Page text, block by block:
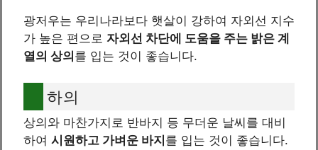
광저우는 우리나라보다 햇살이 강하여 자외선 지수
가 높은 편으로 자외선 차단에 도움을 주는 밝은 계
열의 상의를 입는 것이 좋습니다.
하의
상의와 마찬가지로 반바지 등 무더운 날씨를 대비
하여 시원하고 가벼운 바지 를 입는 것이 좋습니다.